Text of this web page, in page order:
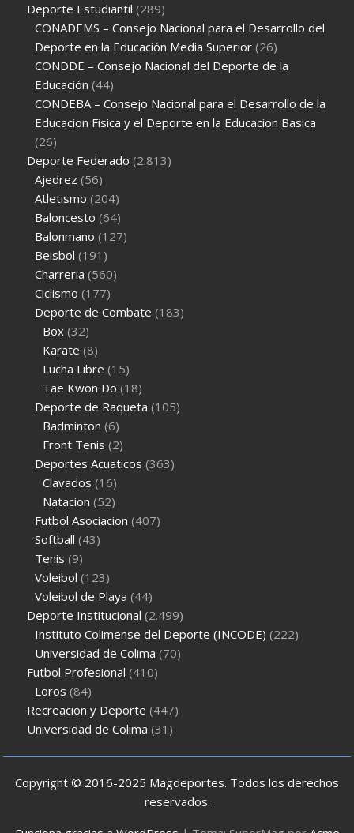
Deporte Estudiantil (289)
CONADEMS – Consejo Nacional para el Desarrollo del
Deporte en la Educación Media Superior (26)
CONDDE – Consejo Nacional del Deporte de la
Educación (44)
CONDEBA – Consejo Nacional para el Desarrollo de la
Educacion Fisica y el Deporte en la Educacion Basica
(26)
Deporte Federado (2.813)
Ajedrez (56)
Atletismo (204)
Baloncesto (64)
Balonmano (127)
Beisbol (191)
Charreria (560)
Ciclismo (177)
Deporte de Combate (183)
Box (32)
Karate (8)
Lucha Libre (15)
Tae Kwon Do (18)
Deporte de Raqueta (105)
Badminton (6)
Front Tenis (2)
Deportes Acuaticos (363)
Clavados (16)
Natacion (52)
Futbol Asociacion (407)
Softball (43)
Tenis (9)
Voleibol (123)
Voleibol de Playa (44)
Deporte Institucional (2.499)
Instituto Colimense del Deporte (INCODE) (222)
Universidad de Colima (70)
Futbol Profesional (410)
Loros (84)
Recreacion y Deporte (447)
Universidad de Colima (31)
Copyright © 2016-2025 Magdeportes. Todos los derechos
reservados.